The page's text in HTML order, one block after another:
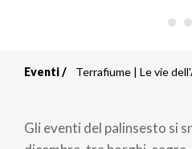
di
Eventi Terrafiume | Le vie
Gli eventi del palinsesto si